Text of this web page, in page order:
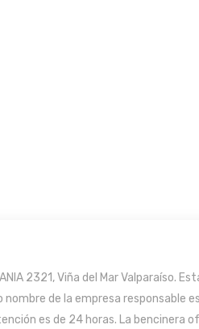
2321, Viña del Mar Valparaíso.
de la empresa responsable
es de 24 horas. La bencinera